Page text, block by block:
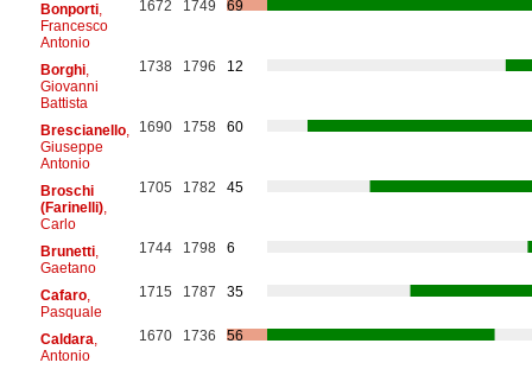
Bonporti,
Francesco
Antonio
1672 1749 69
Borghi,
Giovanni
Battista
1738 1796 12
Brescianello,
Giuseppe
Antonio
1690 1758 60
Broschi
(Farinelli),
Carlo
1705 1782 45
Brunetti,
Gaetano
1744 1798 6
Cafaro,
Pasquale
1715 1787 35
Caldara
Antonio
1670 1736 56